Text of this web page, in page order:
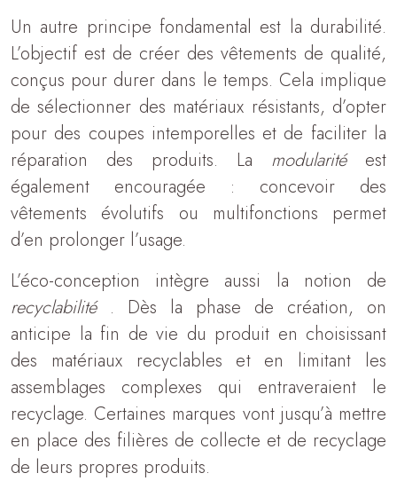
Un autre principe fondamental est la durabilité.
L’objectif est de créer des vêtements de qualité,
conçus pour durer dans le temps. Cela implique
de sélectionner des matériaux résistants, d’opter
pour des coupes intemporelles et de faciliter la
réparation des produits. La modularité est
également encouragée : concevoir des
vêtements évolutifs ou multifonctions permet
d’en prolonger l’usage.
L’éco-conception intègre aussi la notion de
recyclabilité . Dès la phase de création, on
anticipe la fin de vie du produit en choisissant
des matériaux recyclables et en limitant les
assemblages complexes qui entraveraient le
recyclage. Certaines marques vont jusqu’à mettre
en place des filières de collecte et de recyclage
de leurs propres produits.